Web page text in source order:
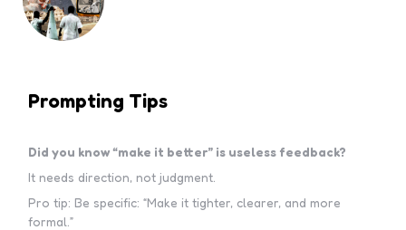
Prompting Tips
Did you know “make it better” is useless feedback?
It needs direction, not judgment.
Pro tip: Be specific: “Make it tighter, clearer, and more
formal.”